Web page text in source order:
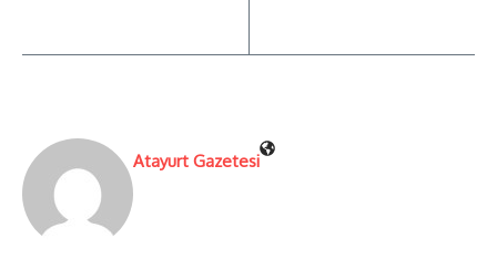
Atayurt Gazetesi